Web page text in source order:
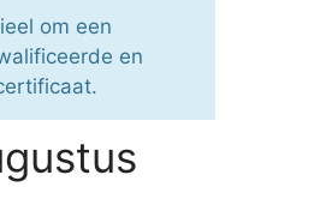
om een
en